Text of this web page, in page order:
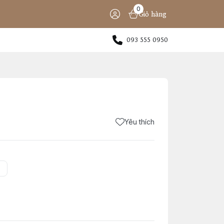
0
Giỏ hàng
093 555 0950
Yêu thích